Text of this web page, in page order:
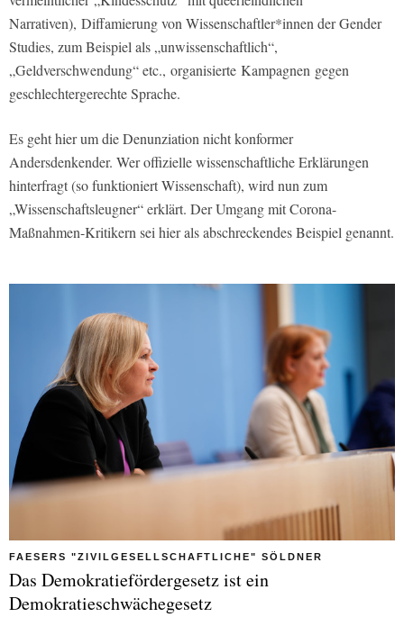
Narrativen), Diffamierung von Wissenschaftler*innen der Gender
Studies, zum Beispiel als „unwissenschaftlich“,
„Geldverschwendung“ etc., organisierte Kampagnen gegen
geschlechtergerechte Sprache.
Es geht hier um die Denunziation nicht konformer
Andersdenkender. Wer offizielle wissenschaftliche Erklärungen
hinterfragt (so funktioniert Wissenschaft), wird nun zum
„Wissenschaftsleugner“ erklärt. Der Umgang mit Corona-
Maßnahmen-Kritikern sei hier als abschreckendes Beispiel genannt.
FAESERS "ZIVILGESELLSCHAFTLICHE" SÖLDNER
Das Demokratiefördergesetz ist ein
Demokratieschwächegesetz